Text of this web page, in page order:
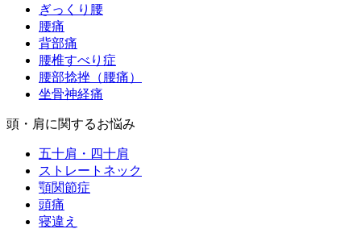
ぎっくり腰
腰痛
背部痛
腰椎すべり症
腰部捻挫（腰痛）
坐骨神経痛
頭・肩に関するお悩み
五十肩・四十肩
ストレートネック
顎関節症
頭痛
寝違え